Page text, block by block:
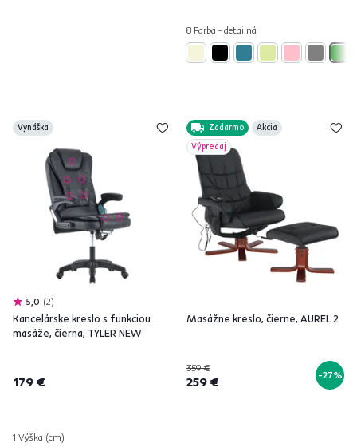
8 Farba - detailná
Vynáška
5,0 2
Kancelárske kreslo s funkciou
masáže, čierna, TYLER NEW
179 €
1 Výška (cm)
Zadarmo
Akcia
Výpredaj
Masážne kreslo, čierne, AUREL 2
359 €
259 € -27%